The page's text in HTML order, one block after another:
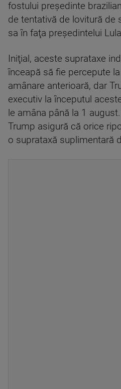
fostului preşedinte
de tentativă de lovitură de
sa în faţa preşedintelui
Iniţial, aceste suprataxe
înceapă să fie percepute
amânare anterioară, dar
executiv la începutul
le amâna până la 1
Trump asigură că orice
o suprataxă suplimentară